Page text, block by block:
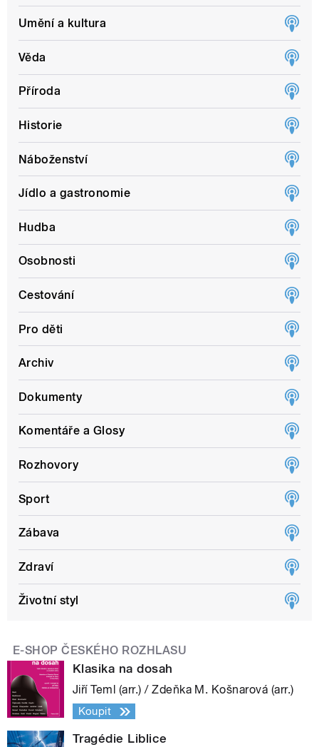
Umění a kultura
Věda
Příroda
Historie
Náboženství
Jídlo a gastronomie
Hudba
Osobnosti
Cestování
Pro děti
Archiv
Dokumenty
Komentáře a Glosy
Rozhovory
Sport
Zábava
Zdraví
Životní styl
E-SHOP ČESKÉHO ROZHLASU
Klasika na dosah
Jiří Teml (arr.) / Zdeňka M. Košnarová (arr.)
Koupit
Tragédie Liblice